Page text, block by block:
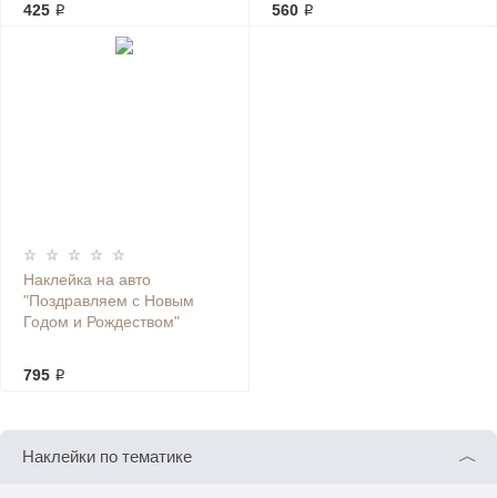
425 ₽ 560 ₽
Наклейка на авто
"Поздравляем с Новым
Годом и Рождеством"
795 ₽
Наклейки по тематике ︿